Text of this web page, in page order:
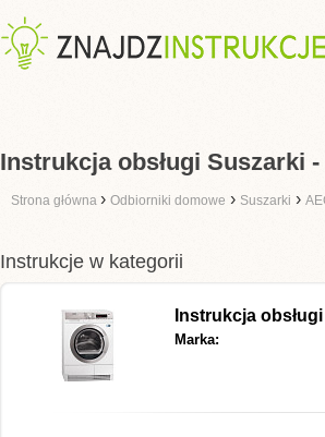
Instrukcja obsługi Suszarki -
Strona główna › Odbiorniki domowe › Suszarki ›
Instrukcje w kategorii
Instrukcja obsługi
Marka: